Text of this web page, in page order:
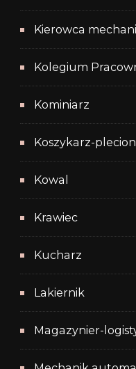
Kierowca
Kolegium
Kominiarz
Koszykarz-
Kowal
Krawiec
Kucharz
Lakiernik
Magazynier-